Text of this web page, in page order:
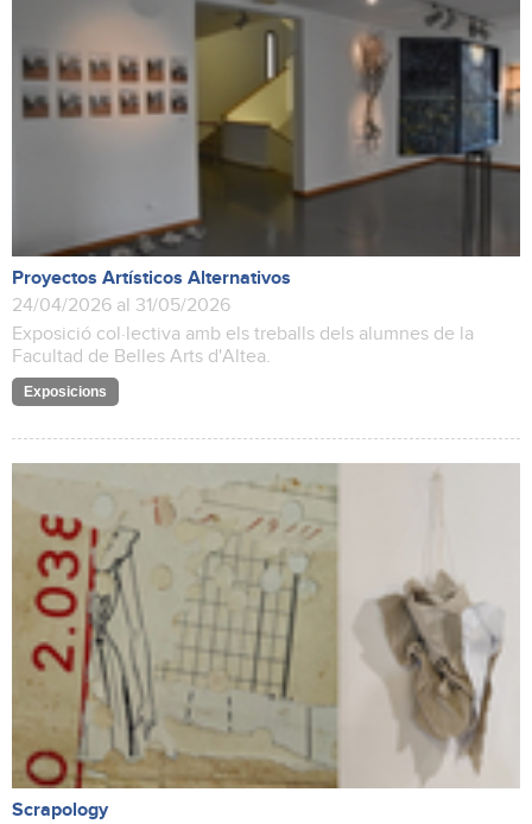
Proyectos Artísticos Alternativos
24/04/2026 al 31/05/2026
Exposició col·lectiva amb els treballs dels alumnes de la
Facultad de Belles Arts d'Altea.
Exposicions
Scrapology